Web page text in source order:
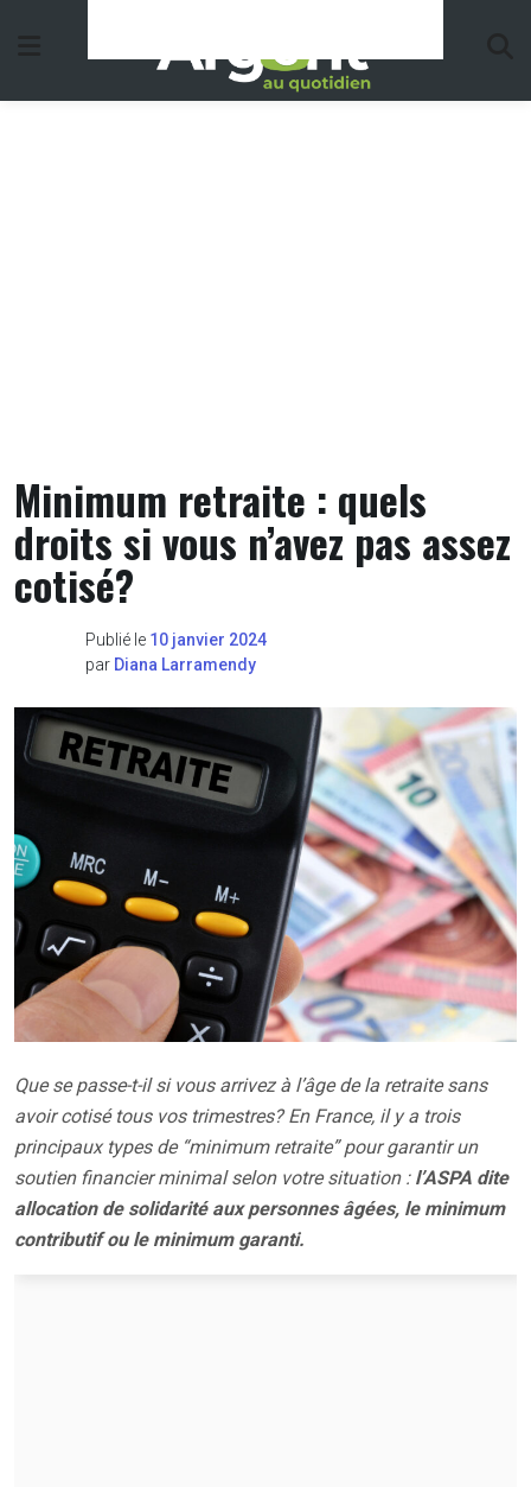
Minimum retraite : quels
droits si vous n’avez pas assez
cotisé?
Publié le 10 janvier 2024
par Diana Larramendy
Que se passe-t-il si vous arrivez à l’âge de la retraite sans
avoir cotisé tous vos trimestres? En France, il y a trois
principaux types de “minimum retraite” pour garantir un
soutien financier minimal selon votre situation : l’ASPA dite
allocation de solidarité aux personnes âgées, le minimum
contributif ou le minimum garanti.